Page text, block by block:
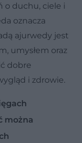
o duchu, ciele i
oznacza
ajurwedy jest
umysłem oraz
dobre
i zdrowie.
można